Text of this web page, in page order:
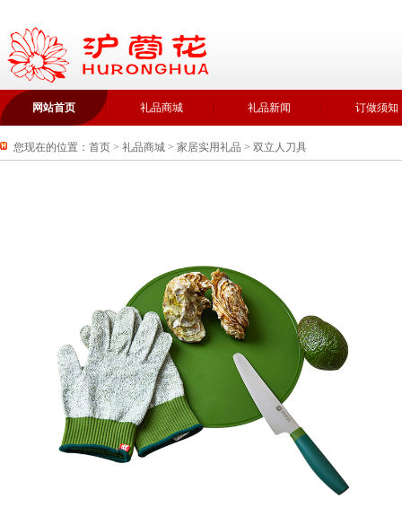
网站首页 礼品商城 礼品新闻 订做须知
您现在的位置： 首页 > 礼品商城 > 家居实用礼品 > 双立人刀具